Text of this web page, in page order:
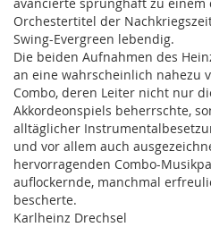
Orchestertitel der
Swing-Evergreen lebendig.
Die beiden Aufnahmen des
an eine wahrscheinlich nahezu
Combo, deren Leiter nicht nur
Akkordeonspiels beherrschte,
alltäglicher
und vor allem auch
hervorragenden Combo-
auflockernde, manchmal
bescherte.
Karlheinz Drechsel